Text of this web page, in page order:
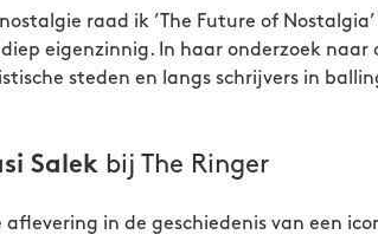
raad ik ’The Future of
eigenzinnig. In haar onderzoek naar
steden en langs schrijvers in
Salek bij The Ringer
in de geschiedenis van een